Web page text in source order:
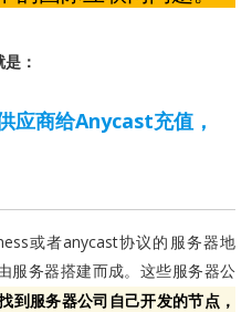
是：
应商给Anycast充值，
或者anycast协议的服务器地
服务器搭建而成。这些服务器公
到服务器公司自己开发的节点，